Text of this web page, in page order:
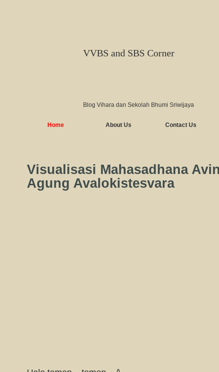
VVBS and SBS Corner
Blog Vihara dan Sekolah Bhumi Sriwijaya
Home About Us Contact Us
Visualisasi Mahasadhana
Agung Avalokistesvara